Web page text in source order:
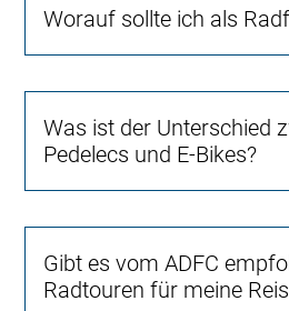
Worauf sollte ich als
Was ist der Unterschied
Pedelecs und E-Bikes?
Gibt es vom ADFC
Radtouren für meine